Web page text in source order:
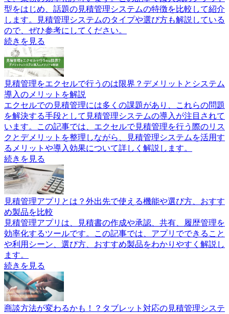
型をはじめ、話題の見積管理システムの特徴を比較して紹介
します。見積管理システムのタイプや選び方も解説している
ので、ぜひ参考にしてください。
続きを見る
見積管理をエクセルで行うのは限界？デメリットとシステム
導入のメリットを解説
エクセルでの見積管理には多くの課題があり、これらの問題
を解決する手段として見積管理システムの導入が注目されて
います。この記事では、エクセルで見積管理を行う際のリス
クとデメリットを整理しながら、見積管理システムを活用す
るメリットや導入効果について詳しく解説します。
続きを見る
見積管理アプリとは？外出先で使える機能や選び方、おすす
め製品を比較
見積管理アプリは、見積書の作成や承認、共有、履歴管理を
効率化するツールです。この記事では、アプリでできること
や利用シーン、選び方、おすすめ製品をわかりやすく解説し
ます。
続きを見る
商談方法が変わるかも！？タブレット対応の見積管理システ